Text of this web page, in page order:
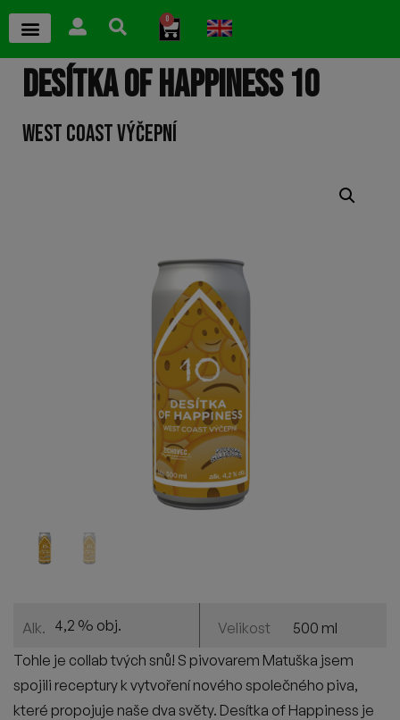
0
DESÍTKA OF HAPPINESS 10
WEST COAST VÝČEPNÍ
Alk. 4,2 % obj. Velikost
500 ml
Tohle je collab tvých snů! S pivovarem Matuška jsem
spojili receptury k vytvoření nového společného piva,
které propojuje naše dva světy. Desítka of Happiness je